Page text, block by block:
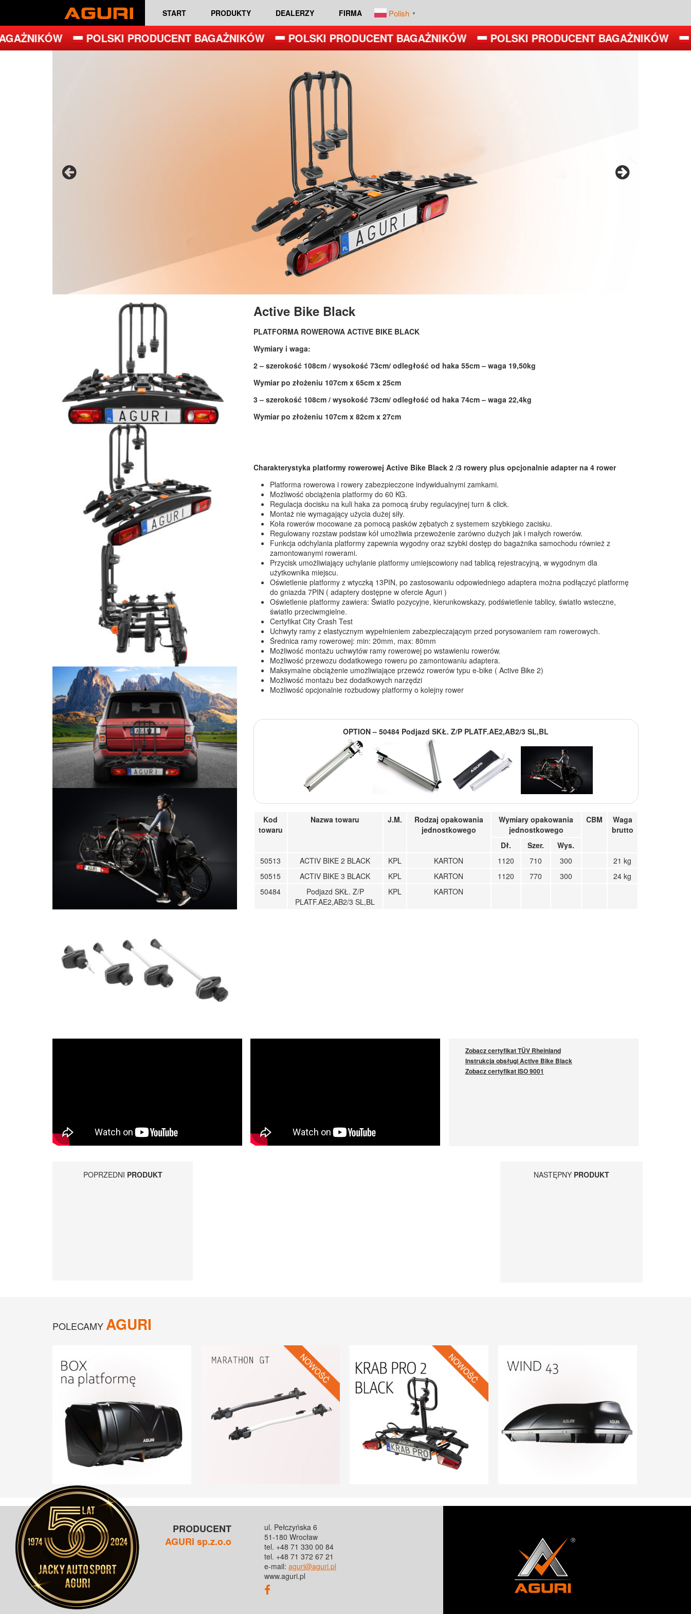
START PRODUKTY DEALERZY FIRMA Polish ▼
POLSKI PRODUCENT BAGAŻNIKÓW POLSKI PRODUCENT BAGAŻNIKÓW POLSKI PRODUCENT BAGAŻNIKÓW
Active Bike Black
PLATFORMA ROWEROWA ACTIVE BIKE BLACK
Wymiary i waga:
2 – szerokość 108cm / wysokość 73cm/ odległość od haka 55cm – waga 19,50kg
Wymiar po złożeniu 107cm x 65cm x 25cm
3 – szerokość 108cm / wysokość 73cm/ odległość od haka 74cm – waga 22,4kg
Wymiar po złożeniu 107cm x 82cm x 27cm
Charakterystyka platformy rowerowej Active Bike Black 2 /3 rowery plus opcjonalnie adapter na 4 rower
Platforma rowerowa i rowery zabezpieczone indywidualnymi zamkami.
Możliwość obciążenia platformy do 60 KG.
Regulacja docisku na kuli haka za pomocą śruby regulacyjnej turn & click.
Montaż nie wymagający użycia dużej siły.
Koła rowerów mocowane za pomocą pasków zębatych z systemem szybkiego zacisku.
Regulowany rozstaw podstaw kół umożliwia przewożenie zarówno dużych jak i małych rowerów.
Funkcja odchylania platformy zapewnia wygodny oraz szybki dostęp do bagażnika samochodu również z
zamontowanymi rowerami.
Przycisk umożliwiający uchylanie platformy umiejscowiony nad tablicą rejestracyjną, w wygodnym dla
użytkownika miejscu.
Oświetlenie platformy z wtyczką 13PIN, po zastosowaniu odpowiedniego adaptera można podłączyć platformę
do gniazda 7PIN ( adaptery dostępne w ofercie Aguri )
Oświetlenie platformy zawiera: Światło pozycyjne, kierunkowskazy, podświetlenie tablicy, światło wsteczne,
światło przeciwmgielne.
Certyfikat City Crash Test
Uchwyty ramy z elastycznym wypełnieniem zabezpieczającym przed porysowaniem ram rowerowych.
Średnica ramy rowerowej: min: 20mm, max: 80mm
Możliwość montażu uchwytów ramy rowerowej po wstawieniu rowerów.
Możliwość przewozu dodatkowego roweru po zamontowaniu adaptera.
Maksymalne obciążenie umożliwiające przewóz rowerów typu e-bike ( Active Bike 2)
Możliwość montażu bez dodatkowych narzędzi
Możliwość opcjonalnie rozbudowy platformy o kolejny rower
OPTION – 50484 Podjazd SKŁ. Z/P PLATF.AE2,AB2/3 SL,BL
Kod
towaru
Nazwa towaru J.M.
Rodzaj opakowania
jednostkowego
Wymiary opakowania
jednostkowego
CBM
Waga
brutto
Dł.
Szer.
Wys.
50513
ACTIV BIKE 2 BLACK KPL KARTON 1120 710 300
21 kg
50515
ACTIV BIKE 3 BLACK KPL KARTON 1120 770 300
24 kg
50484
Podjazd SKŁ. Z/P
PLATF.AE2,AB2/3 SL,BL
KPL KARTON
Zobacz certyfikat TÜV Rheinland
Instrukcja obsługi Active Bike Black
Zobacz certyfikat ISO 9001
POPRZEDNI PRODUKT NASTĘPNY PRODUKT
POLECAMYAGURI
PRODUCENT
AGURI sp.z.o.o
ul. Pełczyńska 6
51-180 Wrocław
tel. +48 71 330 00 84
tel. +48 71 372 67 21
e-mail: aguri@aguri.pl
www.aguri.pl
